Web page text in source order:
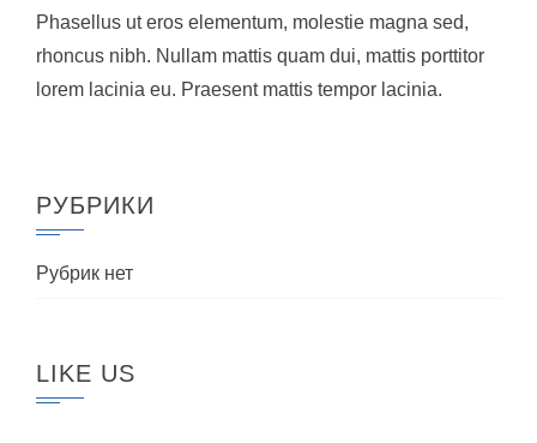
Phasellus ut eros elementum, molestie magna sed,
rhoncus nibh. Nullam mattis quam dui, mattis porttitor
lorem lacinia eu. Praesent mattis tempor lacinia.
РУБРИКИ
Рубрик нет
LIKE US